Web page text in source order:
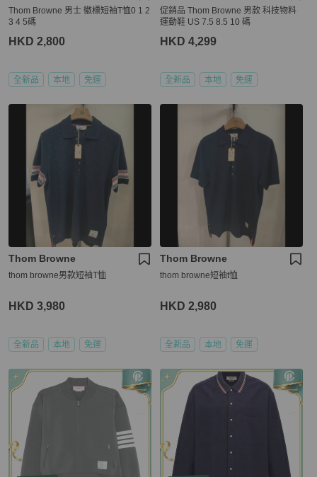
Thom Browne 男士 徽標短袖T恤0 1 2
3 4 5碼
HKD 2,800
全新品 本地 免運
促銷品 Thom Browne 男款 科技物料
運動鞋 US 7.5 8.5 10 碼
HKD 4,299
全新品 本地 免運
Thom Browne
thom browne男款短袖T恤
HKD 3,980
全新品 本地 免運
Thom Browne
thom browne短袖t恤
HKD 2,980
全新品 本地 免運